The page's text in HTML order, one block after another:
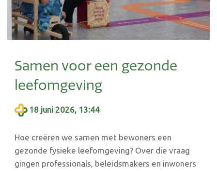
Samen voor een gezonde
leefomgeving
18 juni 2026, 13:44
Hoe creëren we samen met bewoners een
gezonde fysieke leefomgeving? Over die vraag
gingen professionals, beleidsmakers en inwoners